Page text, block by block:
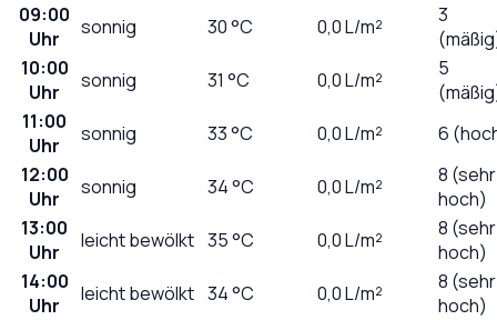
09:00
Uhr
sonnig 30°C 0,0L/m²
3
10:00
Uhr
sonnig 31 °C 0,0L/m²
5
11:00
Uhr
sonnig 33°C 0,0L/m²
6
12:00
Uhr
sonnig 34°C 0,0L/m²
8 (sehr
hoch)
13:00
Uhr
leicht bewölkt 35°C 0,0L/m²
8 (sehr
hoch)
14:00
Uhr
leicht bewölkt 34°C 0,0L/m²
8 (sehr
hoch)